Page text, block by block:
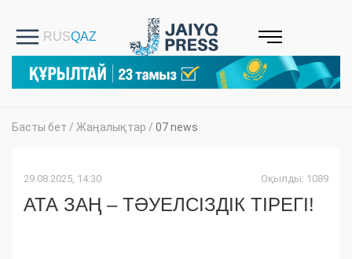
Басты бет / Жаңалықтар / 07 news
29.08.2025, 14:30 Оқылды: 1089
АТА ЗАҢ – ТӘУЕЛСІЗДІК ТІРЕГІ!